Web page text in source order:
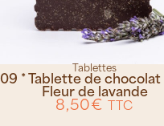
Tablettes
09 * Tablette de chocolat
Fleur de lavande
8,50€ TTC